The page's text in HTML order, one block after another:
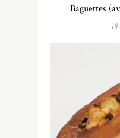
Baguettes